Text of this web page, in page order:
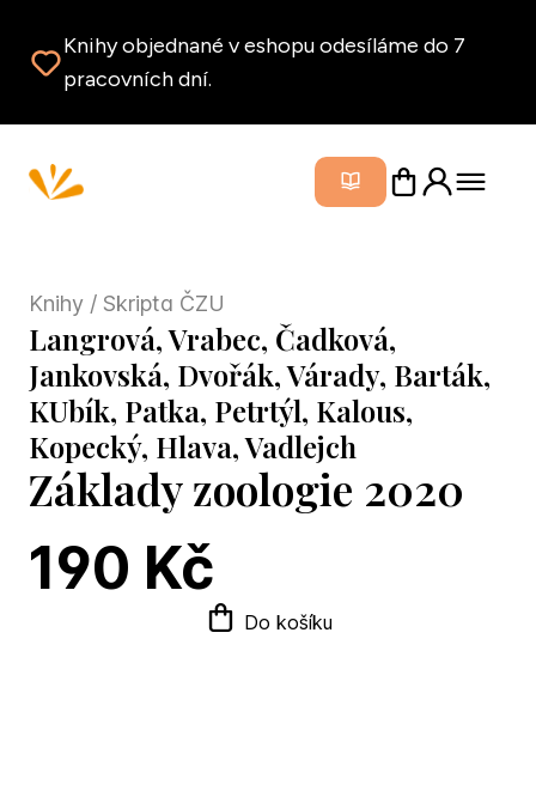
Knihy objednané v eshopu odesíláme do 7
pracovních dní.
Zavřít
Knihy / Skripta ČZU
Langrová, Vrabec, Čadková,
Jankovská, Dvořák, Várady, Barták,
KUbík, Patka, Petrtýl, Kalous,
Kopecký, Hlava, Vadlejch
Základy zoologie 2020
190 Kč
Do košíku